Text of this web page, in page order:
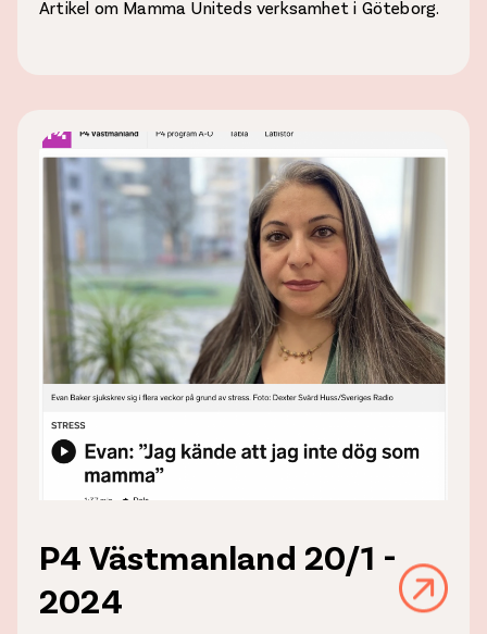
Artikel om Mamma Uniteds verksamhet i Göteborg.
P4 Västmanland 20/1 -
2024